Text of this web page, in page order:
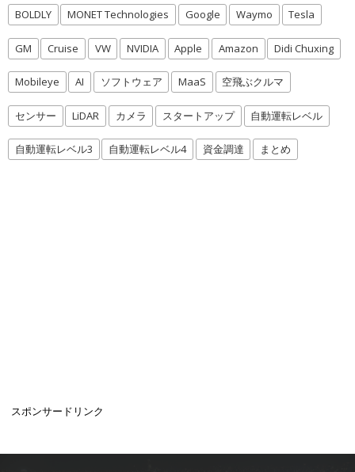
BOLDLY MONET Technologies Google Waymo Tesla
GM Cruise VW NVIDIA Apple Amazon Didi Chuxing
Mobileye AI ソフトウェア MaaS 空飛ぶクルマ
センサー LiDAR カメラ スタートアップ 自動運転レベル
自動運転レベル3 自動運転レベル4 資金調達 まとめ
スポンサードリンク